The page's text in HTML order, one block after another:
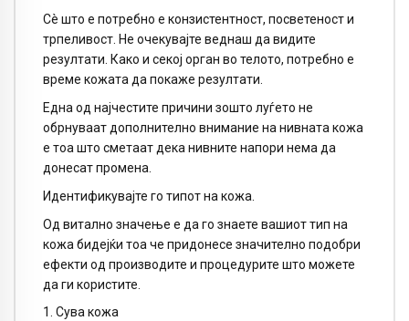
Сè што е потребно е конзистентност, посветеност и
трпеливост. Не очекувајте веднаш да видите
резултати. Како и секој орган во телото, потребно е
време кожата да покаже резултати.
Една од најчестите причини зошто луѓето не
обрнуваат дополнително внимание на нивната кожа
е тоа што сметаат дека нивните напори нема да
донесат промена.
Идентификувајте го типот на кожа.
Од витално значење е да го знаете вашиот тип на
кожа бидејќи тоа че придонесе значително подобри
ефекти од производите и процедурите што можете
да ги користите.
1. Сува кожа